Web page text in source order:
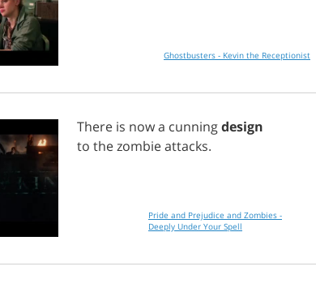
Ghostbusters - Kevin the Receptionist
There is nowa cunningdesign
to thezombieattacks.
Pride and Prejudice and Zombies -
Deeply Under Your Spell